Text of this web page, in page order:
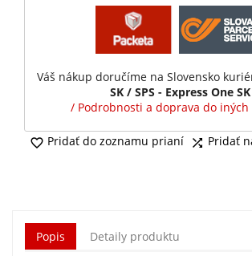
Váš nákup doručíme na Slovensko
SK / SPS - Express One SK
/ Podrobnosti a doprava do
 Pridať do zoznamu prianí  Pridať
Popis Detaily produktu